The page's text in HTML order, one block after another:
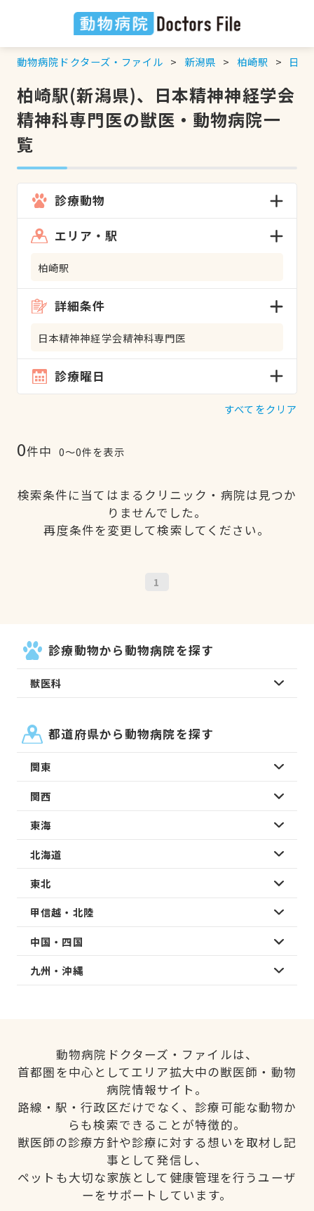
動物病院ドクターズ・ファイル 新潟県 柏崎駅 日本
柏崎駅(新潟県)、日本精神神経学会
精神科専門医の獣医・動物病院一
覧
診療動物
エリア・駅
柏崎駅
詳細条件
日本精神神経学会精神科専門医
診療曜日
すべてをクリア
0件中 0〜0件を表示
検索条件に当てはまるクリニック・病院は見つか
りませんでした。
再度条件を変更して検索してください。
1
診療動物から動物病院を探す
獣医科
都道府県から動物病院を探す
関東
関西
東海
北海道
東北
甲信越・北陸
中国・四国
九州・沖縄
動物病院ドクターズ・ファイルは、
首都圏を中心としてエリア拡大中の獣医師・動物
病院情報サイト。
路線・駅・行政区だけでなく、診療可能な動物か
らも検索できることが特徴的。
獣医師の診療方針や診療に対する想いを取材し記
事として発信し、
ペットも大切な家族として健康管理を行うユーザ
ーをサポートしています。